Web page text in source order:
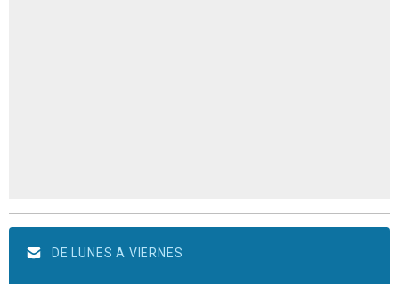
DE LUNES A VIERNES